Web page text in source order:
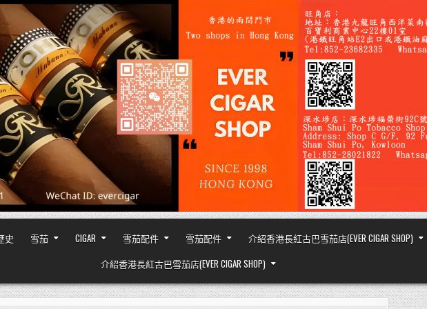
史 雪茄 CIGAR 雪茄配件 雪茄配件
介紹香港長紅古巴雪茄店(EVER CIGAR SHOP)
介紹香港長紅古巴雪茄店(EVER CIGAR SHOP)